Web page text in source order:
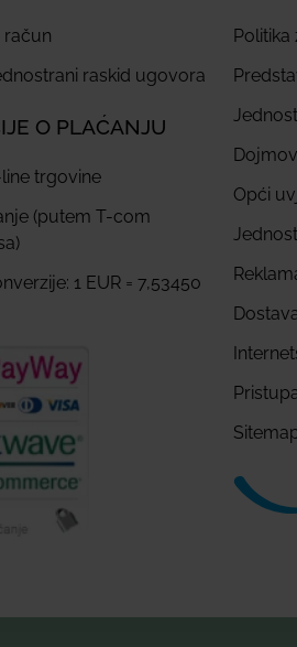
račun
raskid ugovora
O PLAĆANJU
trgovine
(putem T-com
1 EUR = 7,53450
Politika
Opći